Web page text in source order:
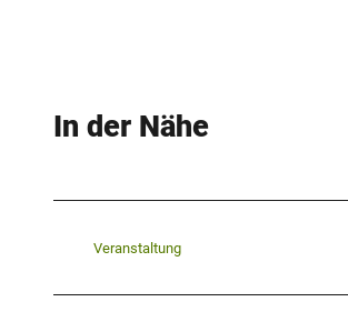
In der Nähe
Veranstaltung